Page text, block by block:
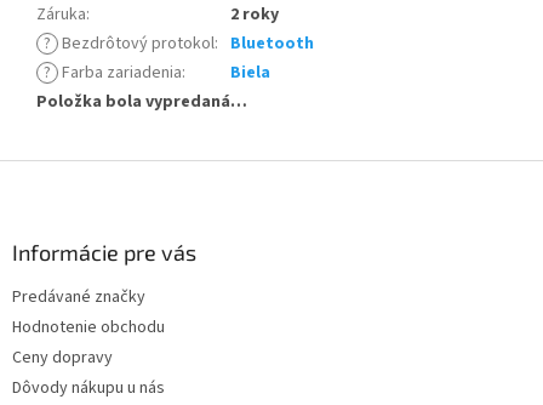
Záruka:
2 roky
? Bezdrôtový protokol: Bluetooth
? Farba zariadenia:
Biela
Položka bola vypredaná…
Informácie pre vás
Predávané značky
Hodnotenie obchodu
Ceny dopravy
Dôvody nákupu u nás